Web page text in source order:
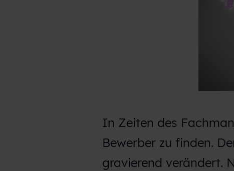
In Zeiten des
Bewerber zu finden.
gravierend verändert.